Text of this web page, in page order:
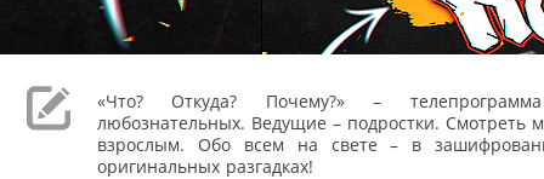
«Что? Откуда? Почему?» –
любознательных. Ведущие – подростки. Смотреть
взрослым. Обо всем на свете – в
оригинальных разгадках!